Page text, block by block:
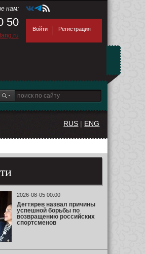
нам:
50
Войти Регистрация
RUS | ENG
2026-08-05 00:00
Дегтярев назвал причины
успешной борьбы по
возвращению российских
спортсменов